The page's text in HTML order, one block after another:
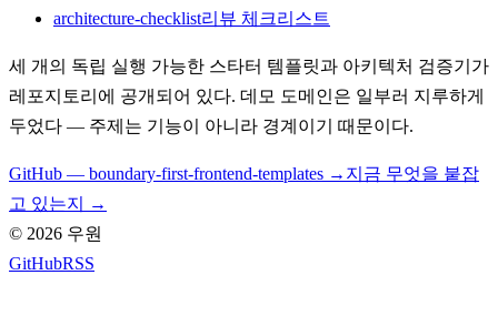
architecture-checklist리뷰 체크리스트
세 개의 독립 실행 가능한 스타터 템플릿과 아키텍처 검증기가
레포지토리에 공개되어 있다. 데모 도메인은 일부러 지루하게
두었다 — 주제는 기능이 아니라 경계이기 때문이다.
GitHub — boundary-first-frontend-templates → 지금 무엇을 붙잡
고 있는지 →
© 2026 우원
GitHubRSS